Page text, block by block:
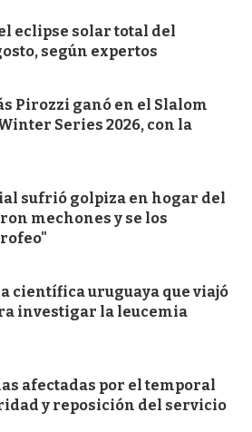
eclipse solar total del
según expertos
Pirozzi ganó en el Slalom
Series 2026, con la
sufrió golpiza en hogar del
mechones y se los
científica uruguaya que viajó
investigar la leucemia
afectadas por el temporal
y reposición del servicio